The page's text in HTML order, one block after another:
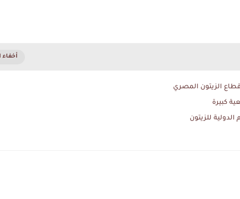
الزيتون المصري
كبيرة
الدولية للزيتون